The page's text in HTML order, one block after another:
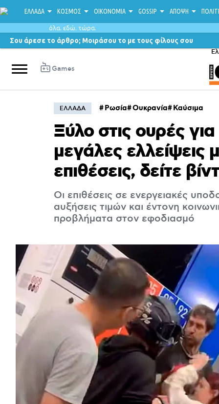
ΕΛΛΑΔΑ ΚΟΣΜΟΣ ΟΙΚΟΝΟΜΙΑ GOSSIP ΑΠΟΨΗ
όλα. εδώ. τώρα.
Σου άρεσε το άρθρο; Μοιράσου το με τους φίλους σου